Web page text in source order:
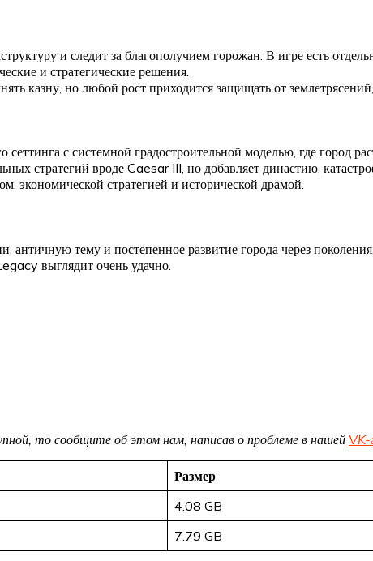
и следит за благополучием горожан. В игре есть
и стратегические решения.
казну, но любой рост приходится защищать от
с системной градостроительной моделью, где город
стратегий вроде Caesar III, но добавляет династию,
экономической стратегией и исторической драмой.
тему и постепенное развитие города через
выглядит очень удачно.
то сообщите об этом нам, написав о проблеме в нашей VK-
Размер
4.08 GB
7.79 GB